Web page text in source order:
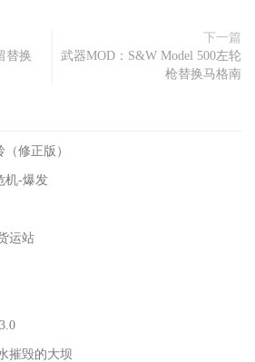
替换
下一篇
武器MOD：S&W Model 500左轮
枪替换马格南
修正版）
机-爆发
运站
摧毁的大坝